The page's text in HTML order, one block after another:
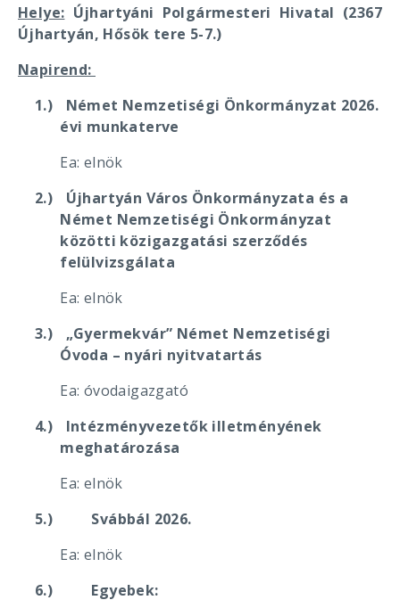
Helye: Újhartyáni Polgármesteri Hivatal (2367
Újhartyán, Hősök tere 5-7.)
Napirend:
1.)
Német Nemzetiségi Önkormányzat 2026.
évi munkaterve
Ea: elnök
2.)
Újhartyán Város Önkormányzata és a
Német Nemzetiségi Önkormányzat
közötti közigazgatási szerződés
felülvizsgálata
Ea: elnök
3.)
„Gyermekvár” Német Nemzetiségi
Óvoda – nyári nyitvatartás
Ea: óvodaigazgató
4.)
Intézményvezetők illetményének
meghatározása
Ea: elnök
5.)
Svábbál 2026.
Ea: elnök
6.)
Egyebek: